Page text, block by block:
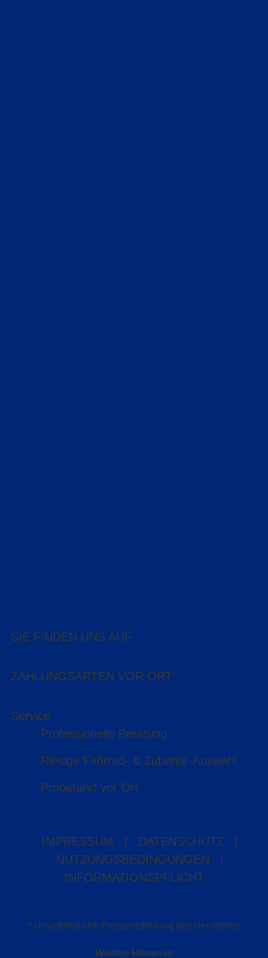
SIE FINDEN UNS AUF
ZAHLUNGSARTEN VOR ORT
Service
Professionelle Beratung
Riesige Fahrrad- & Zubehör-Auswahl
Probefahrt vor Ort
IMPRESSUM DATENSCHUTZ
NUTZUNGSBEDINGUNGEN
INFORMATIONSPFLICHT
* Unverbindliche Preisempfehlung des Herstellers
Weitere Hinweise